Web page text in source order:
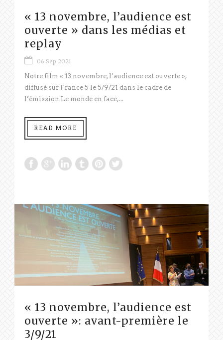
« 13 novembre, l’audience est
ouverte » dans les médias et
replay
06 Sep 2021
Notre film « 13 novembre, l’audience est ouverte »,
diffusé sur France 5 le 5/9/21 dans le cadre de
l’émission Le monde en face,...
READ MORE
« 13 novembre, l’audience est
ouverte »: avant-première le
3/9/21